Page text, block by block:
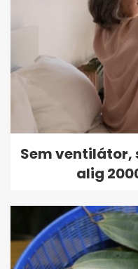
Sem ventilátor,
alig